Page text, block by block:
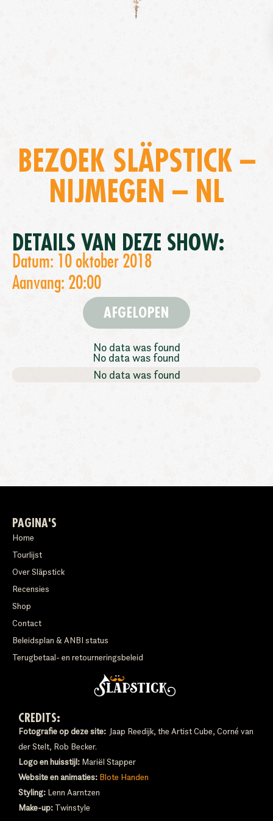
BEZOEK SLÄPSTICK –
NIJMEGEN – NL
DETAILS VAN DEZE SHOW:
Datum: 10 oktober 2018
Aanvang: 20:00
AFGELOPEN
No data was found
No data was found
No data was found
PAGINA'S
Home
Tourlijst
Over Släpstick
Recensies
Shop
Contact
Beleidsplan & ANBI status
Terugbetaal- en retourneringsbeleid
CREDITS:
Fotografie op deze site: Jaap Reedijk, the Artist Cube, Corné van
der Stelt, Rob Becker.
Logo en huisstijl: Mariël Stapper
Website en animaties: Blote Handen
Styling: Lenn Aarntzen
Make-up: Twinstyle